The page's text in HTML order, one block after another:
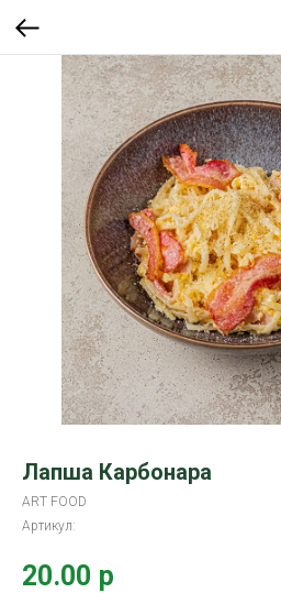
Лапша Карбонара
ART FOOD
Артикул:
20.00 р